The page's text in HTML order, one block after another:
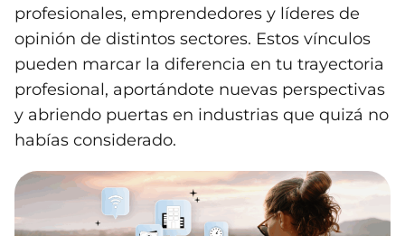
profesionales, emprendedores y líderes de
opinión de distintos sectores. Estos vínculos
pueden marcar la diferencia en tu trayectoria
profesional, aportándote nuevas perspectivas
y abriendo puertas en industrias que quizá no
habías considerado.